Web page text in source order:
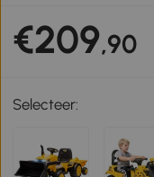
€209,90
Selecteer: